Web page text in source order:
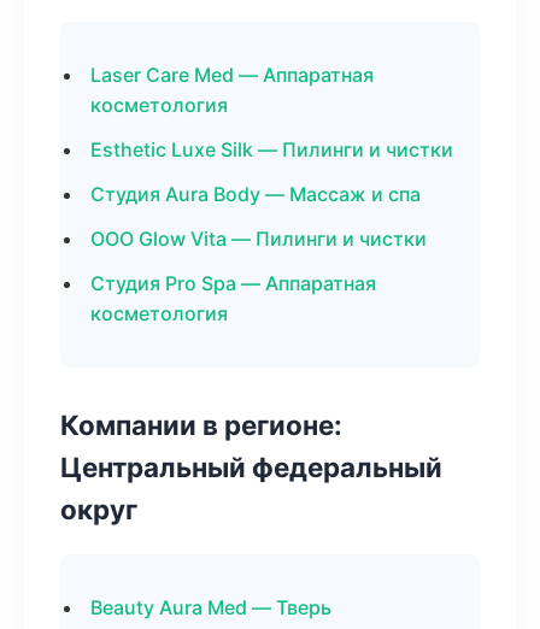
Laser Care Med — Аппаратная
косметология
Esthetic Luxe Silk — Пилинги и чистки
Студия Aura Body — Массаж и спа
ООО Glow Vita — Пилинги и чистки
Студия Pro Spa — Аппаратная
косметология
Компании в регионе:
Центральный федеральный
округ
Beauty Aura Med — Тверь